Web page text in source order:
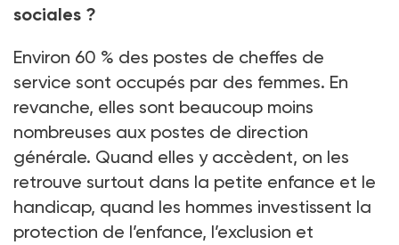
sociales ?
Environ 60 % des postes de cheffes de
service sont occupés par des femmes. En
revanche, elles sont beaucoup moins
nombreuses aux postes de direction
générale. Quand elles y accèdent, on les
retrouve surtout dans la petite enfance et le
handicap, quand les hommes investissent la
protection de l’enfance, l’exclusion et